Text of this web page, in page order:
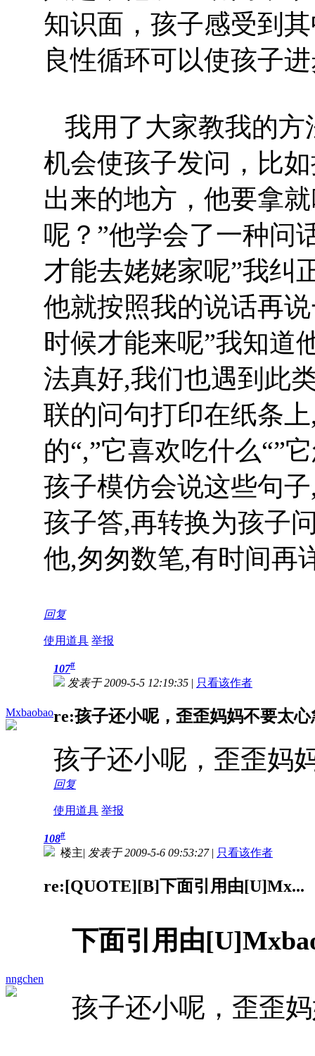
知识面，孩子感受到
良性循环可以使孩子
我用了大家教我的方
机会使孩子发问，比
出来的地方，他要拿
呢？”他学会了一种问
才能去姥姥家呢”我纠
他就按照我的说话再
时候才能来呢”我知道
法真好,我们也遇到此
联的问句打印在纸条
的“,”它喜欢吃什么“”
孩子模仿会说这些句
孩子答,再转换为孩子
他,匆匆数笔,有时间再
回复
使用道具 举报
Mxbaobao
107#
发表于 2009-5-5 12:19:35 | 只看该作者
re:孩子还小呢，歪歪妈妈不要太心
孩子还小呢，歪歪妈
回复
使用道具 举报
nngchen
108#
楼主| 发表于 2009-5-6 09:53:27 | 只看该作者
re:[QUOTE][B]下面引用由[U]Mx...
下面引用由
孩子还小呢，歪歪